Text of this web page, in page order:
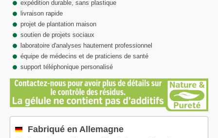
expédition durable, sans plastique
livraison rapide
projet de plantation maison
soutien de projets sociaux
laboratoire d'analyses hautement professionnel
équipe de médecins et de praticiens de santé
support téléphonique personalisé
Fabriqué en Allemagne